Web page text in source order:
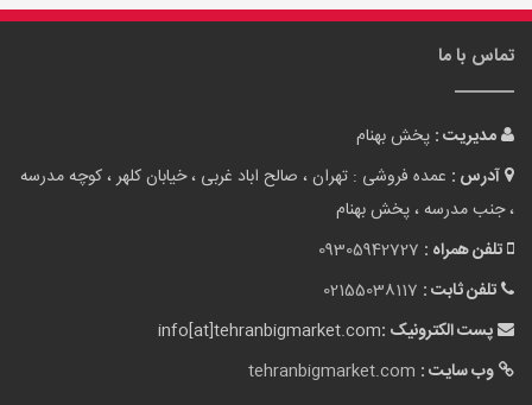
تماس با ما
مدیریت : پخش بهنام
آدرس : عمده فروشی : تهران ، صالح اباد غربی ، خیابان کلهر ، کوچه مدرسه
، جنب مدرسه ، پخش بهنام
تلفن همراه : 09305942727
تلفن ثابت : 02155038117
پست الکترونیک :info[at]tehranbigmarket.com
وب سایت : tehranbigmarket.com